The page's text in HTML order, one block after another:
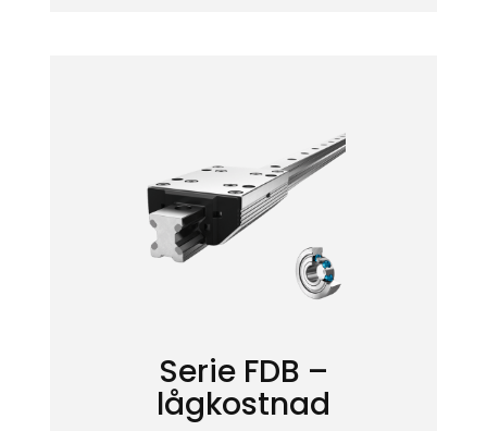
Serie FDB –
lågkostnad